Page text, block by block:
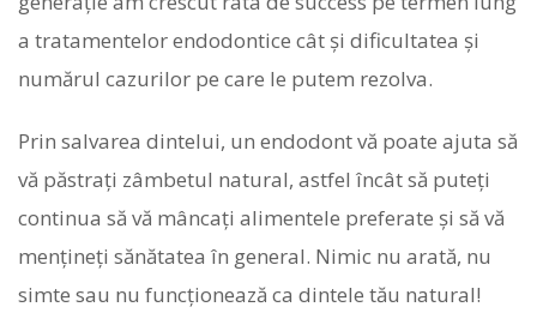
a tratamentelor endodontice cât şi dificultatea şi
numărul cazurilor pe care le putem rezolva.
Prin salvarea dintelui, un endodont vă poate ajuta să
vă păstrați zâmbetul natural, astfel încât să puteți
continua să vă mâncați alimentele preferate și să vă
mențineți sănătatea în general. Nimic nu arată, nu
simte sau nu funcționează ca dintele tău natural!